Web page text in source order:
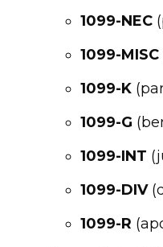
1099-NEC
1099-MISC
1099-K
1099-G
1099-INT
1099-DIV
1099-R